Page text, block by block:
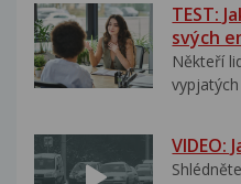
TEST:
svých
Někteří
vypjatých
VIDEO: